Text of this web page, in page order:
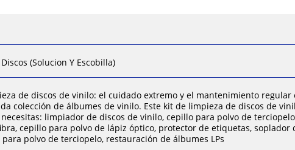
(Solucion Y Escobilla)
de discos de vinilo: el cuidado extremo y el mantenimiento regular
colección de álbumes de vinilo. Este kit de limpieza de discos de
limpiador de discos de vinilo, cepillo para polvo de
cepillo para polvo de lápiz óptico, protector de etiquetas, soplador
polvo de terciopelo, restauración de álbumes LPs